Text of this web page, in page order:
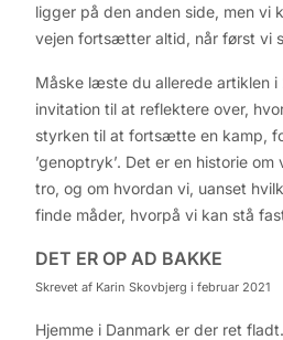
ligger på den anden side, men vi
vejen fortsætter altid, når først vi
Måske læste du allerede artiklen i
invitation til at reflektere over,
styrken til at fortsætte en kamp,
’genoptryk’. Det er en historie
tro, og om hvordan vi, uanset
finde måder, hvorpå vi kan stå
DET ER OP AD BAKKE
Skrevet af Karin Skovbjerg i februar 2021
Hjemme i Danmark er der ret